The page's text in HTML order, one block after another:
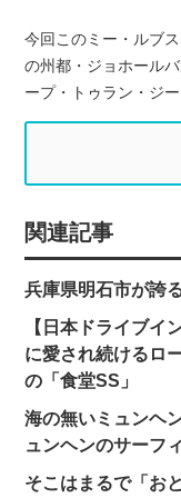
今回このミー・ルブ
の州都・ジョホール
ープ・トゥラン・ジ
関連記事
兵庫県明石市が誇
【日本ドライブイ
に愛され続けるロ
の「食堂SS」
海の無いミュンヘ
ュンヘンのサーフ
そこはまるで「お